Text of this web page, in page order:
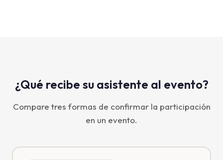
¿Qué recibe su asistente al evento?
Compare tres formas de confirmar la participación
en un evento.